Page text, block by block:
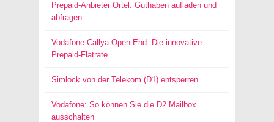
Prepaid-Anbieter Ortel: Guthaben aufladen und
abfragen
Vodafone Callya Open End: Die innovative
Prepaid-Flatrate
Simlock von der Telekom (D1) entsperren
Vodafone: So können Sie die D2 Mailbox
ausschalten